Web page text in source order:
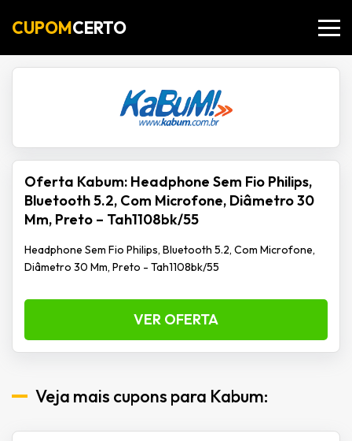
CUPOMCERTO
Oferta Kabum: Headphone Sem Fio Philips,
Bluetooth 5.2, Com Microfone, Diâmetro 30
Mm, Preto – Tah1108bk/55
Headphone Sem Fio Philips, Bluetooth 5.2, Com Microfone,
Diâmetro 30 Mm, Preto - Tah1108bk/55
VER OFERTA
Veja mais cupons para Kabum: